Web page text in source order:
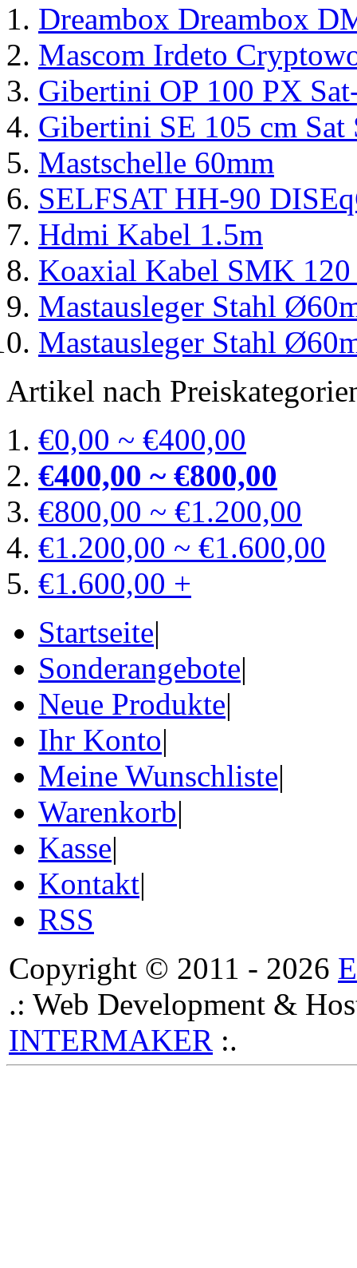
Dreambox Dreambox
Mascom Irdeto
Gibertini OP 100 PX
Gibertini SE 105 cm Sat
Mastschelle 60mm
SELFSAT HH-90
Hdmi Kabel 1.5m
Koaxial Kabel SMK 120
Mastausleger Stahl
Mastausleger Stahl
Artikel nach
€0,00 ~ €400,00
€400,00 ~ €800,00
€800,00 ~ €1.200,00
€1.200,00 ~ €1.600,00
€1.600,00 +
Startseite|
Sonderangebote|
Neue Produkte|
Ihr Konto|
Meine Wunschliste|
Warenkorb|
Kasse|
Kontakt|
RSS
Copyright © 2011 - 2026
.: Web Development &
INTERMAKER :.